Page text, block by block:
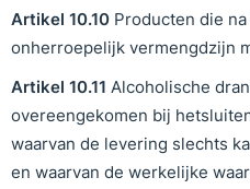
Artikel 10.10 Producten die
onherroepelijk vermengdzijn
Artikel 10.11 Alcoholische
overeengekomen bij
waarvan de levering slechts
en waarvan de werkelijke